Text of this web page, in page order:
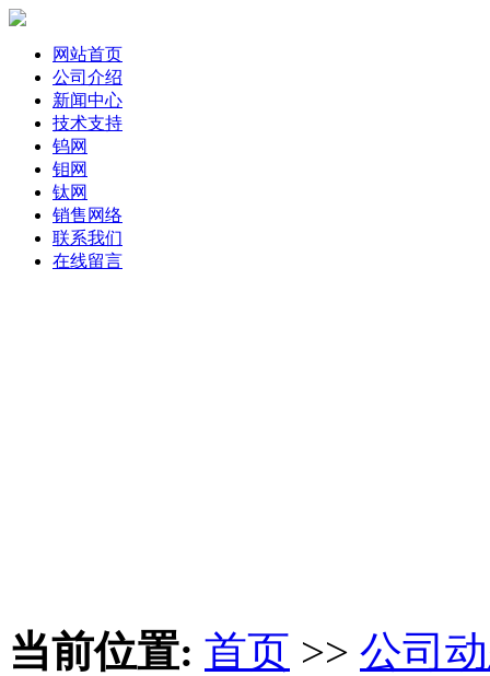
网站首页
公司介绍
新闻中心
技术支持
钨网
钼网
钛网
销售网络
联系我们
在线留言
当前位置: 首页 >> 公司